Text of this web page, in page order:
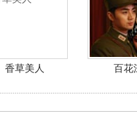
香草美人 百花